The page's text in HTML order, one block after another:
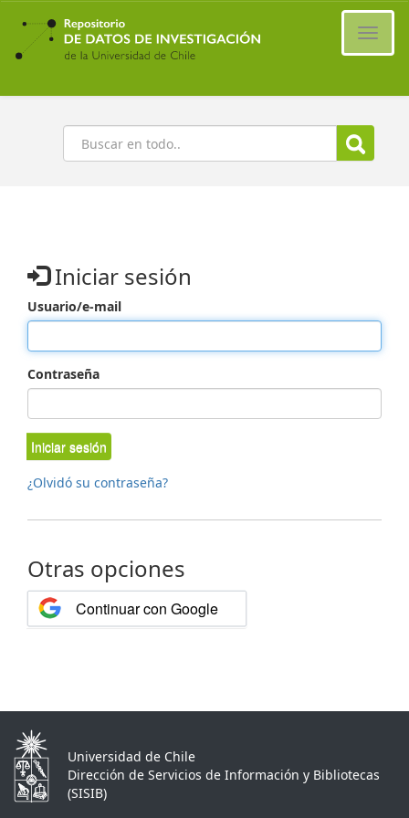
Ir
contenido
principal
Buscar
Iniciar sesión
Usuario/e-mail
Contraseña
Iniciar sesión
¿Olvidó su contraseña?
Otras opciones
Continuar con Google
Universidad de Chile
Dirección de Servicios de Información y Bibliotecas
(SISIB)